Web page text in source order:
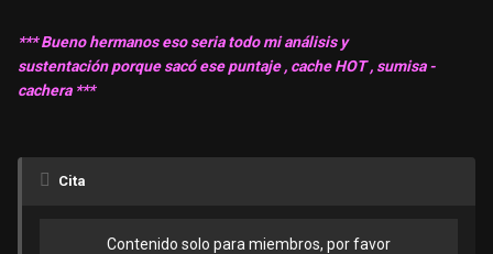
*** Bueno hermanos eso seria todo mi análisis y
sustentación porque sacó ese puntaje , cache HOT , sumisa -
cachera ***
Cita
Contenido solo para miembros, por favor